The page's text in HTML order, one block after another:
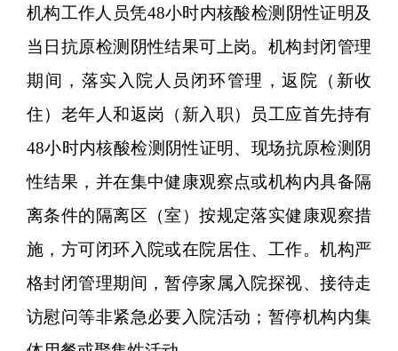
机构工作人员凭48小时内核酸检测阴性证明及
当日抗原检测阴性结果可上岗。机构封闭管理
期间，落实入院人员闭环管理，返院（新收
住）老年人和返岗（新入职）员工应首先持有
48小时内核酸检测阴性证明、现场抗原检测阴
性结果，并在集中健康观察点或机构内具备隔
离条件的隔离区（室）按规定落实健康观察措
施，方可闭环入院或在院居住、工作。机构严
格封闭管理期间，暂停家属入院探视、接待走
访慰问等非紧急必要入院活动；暂停机构内集